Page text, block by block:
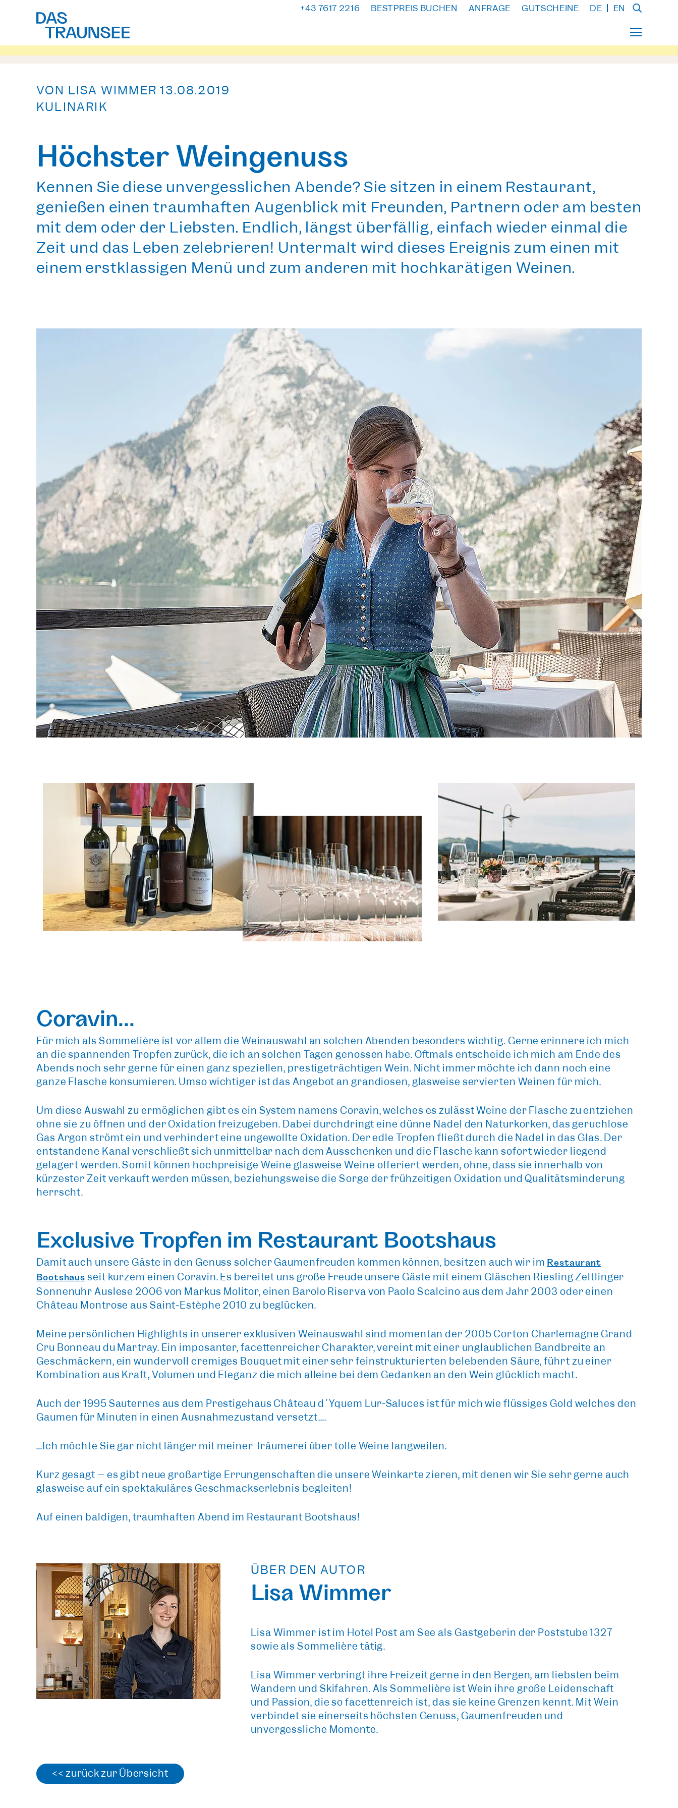
+43 7617 2216 BESTPREIS BUCHEN ANFRAGE GUTSCHEINE DE EN
VON LISA WIMMER 13.08.2019
KULINARIK
Höchster Weingenuss
Kennen Sie diese unvergesslichen Abende? Sie sitzen in einem Restaurant,
genießen einen traumhaften Augenblick mit Freunden, Partnern oder am besten
mit dem oder der Liebsten. Endlich, längst überfällig, einfach wieder einmal die
Zeit und das Leben zelebrieren! Untermalt wird dieses Ereignis zum einen mit
einem erstklassigen Menü und zum anderen mit hochkarätigen Weinen.
Coravin...
Für mich als Sommelière ist vor allem die Weinauswahl an solchen Abenden besonders wichtig. Gerne erinnere ich mich
an die spannenden Tropfen zurück, die ich an solchen Tagen genossen habe. Oftmals entscheide ich mich am Ende des
Abends noch sehr gerne für einen ganz speziellen, prestigeträchtigen Wein. Nicht immer möchte ich dann noch eine
ganze Flasche konsumieren. Umso wichtiger ist das Angebot an grandiosen, glasweise servierten Weinen für mich.
Um diese Auswahl zu ermöglichen gibt es ein System namens Coravin, welches es zulässtWeine der Flasche zu entziehen
ohne sie zu öffnen und der Oxidation freizugeben. Dabei durchdringt eine dünne Nadel den Naturkorken, das geruchlose
Gas Argon strömt ein und verhindert eine ungewollte Oxidation. Deredle Tropfen fließt durch die Nadel in das Glas. Der
entstandene Kanal verschließt sich unmittelbar nach dem Ausschenken und die Flasche kann sofort wieder liegend
gelagert werden. Somit können hochpreisige Weine glasweise Weine offeriert werden, ohne, dass sie innerhalb von
kürzester Zeit verkauft werden müssen, beziehungsweise die Sorge der frühzeitigen Oxidation und Qualitätsminderung
herrscht.
Exclusive Tropfen im Restaurant Bootshaus
Damit auch unsere Gäste in den Genuss solcher Gaumenfreuden kommen können, besitzen auch wir im Restaurant
Bootshaus seit kurzem einen Coravin. Es bereitet uns große Freude unsere Gäste mit einem Gläschen Riesling Zeltlinger
Sonnenuhr Auslese 2006 von Markus Molitor, einen Barolo Riserva von Paolo Scalcino aus dem Jahr 2003 oder einen
Château Montrose aus Saint-Estèphe 2010 zu beglücken.
Meine persönlichen Highlights in unserer exklusiven Weinauswahl sind momentan der 2005 Corton Charlemagne Grand
Cru Bonneau du Martray. Ein imposanter, facettenreicher Charakter, vereint mit einer unglaublichen Bandbreite an
Geschmäckern, ein wundervoll cremiges Bouquet mit einer sehr feinstrukturierten belebenden Säure, führt zu einer
Kombination aus Kraft, Volumen und Eleganz die mich alleine bei dem Gedanken an den Wein glücklich macht.
Auch der 1995 Sauternes aus dem Prestigehaus Château d´Yquem Lur-Saluces ist für mich wie flüssiges Gold welches den
Gaumen für Minuten in einen Ausnahmezustand versetzt….
…Ich möchte Sie gar nicht länger mit meiner Träumerei über tolle Weine langweilen.
Kurz gesagt – es gibt neue großartige Errungenschaften die unsere Weinkarte zieren, mit denen wir Sie sehr gerne auch
glasweise auf ein spektakuläres Geschmackserlebnis begleiten!
Auf einen baldigen, traumhaften Abend im Restaurant Bootshaus!
ÜBER DEN AUTOR
Lisa Wimmer
Lisa Wimmer ist im Hotel Post am See als Gastgeberin der Poststube 1327
sowie als Sommelière tätig.
Lisa Wimmer verbringt ihre Freizeit gerne in den Bergen, am liebsten beim
Wandern und Skifahren. Als Sommelière ist Wein ihre große Leidenschaft
und Passion, die so facettenreich ist, das sie keine Grenzen kennt. Mit Wein
verbindet sie einerseits höchsten Genuss, Gaumenfreuden und
unvergessliche Momente.
<< zurück zur Übersicht